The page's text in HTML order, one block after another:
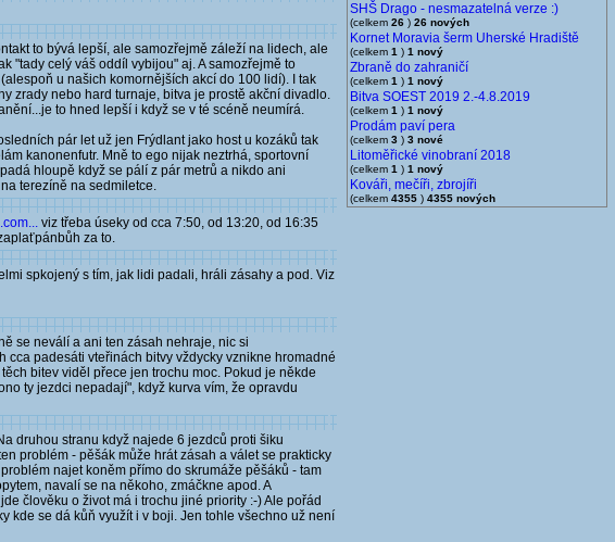
SHŠ Drago - nesmazatelná verze :)
(celkem 26 ) 26 nových
Kornet Moravia šerm Uherské Hradiště
(celkem 1 ) 1 nový
Zbraně do zahraničí
(celkem 1 ) 1 nový
Bitva SOEST 2019 2.-4.8.2019
(celkem 1 ) 1 nový
Prodám paví pera
(celkem 3 ) 3 nové
Litoměřické vinobraní 2018
(celkem 1 ) 1 nový
Kováři, mečíři, zbrojíři
(celkem 4355 ) 4355 nových
to bývá lepší, ale samozřejmě záleží na lidech, ale
"tady celý váš oddíl vybijou" aj. A samozřejmě to
u našich komornějších akcí do 100 lidí). I tak
zrady nebo hard turnaje, bitva je prostě akční divadlo.
to hned lepší i když se v té scéně neumírá.
pár let už jen Frýdlant jako host u kozáků tak
kanonenfutr. Mně to ego nijak neztrhá, sportovní
hloupě když se pálí z pár metrů a nikdo ani
terezíně na sedmiletce.
viz třeba úseky od cca 7:50, od 13:20, od 16:35
za to.
spkojený s tím, jak lidi padali, hráli zásahy a pod. Viz
se neválí a ani ten zásah nehraje, nic si
padesáti vteřinách bitvy vždycky vznikne hromadné
bitev viděl přece jen trochu moc. Pokud je někde
ty jezdci nepadají", když kurva vím, že opravdu
druhou stranu když najede 6 jezdců proti šiku
problém - pěšák může hrát zásah a válet se prakticky
najet koněm přímo do skrumáže pěšáků - tam
navalí se na někoho, zmáčkne apod. A
člověku o život má i trochu jiné priority :-) Ale pořád
kde se dá kůň využít i v boji. Jen tohle všechno už není